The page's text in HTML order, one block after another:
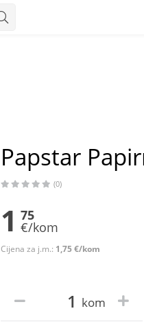
Papstar
(0)
1 75
€/kom
Cijena za j.m.: 1,75 €/kom
kom